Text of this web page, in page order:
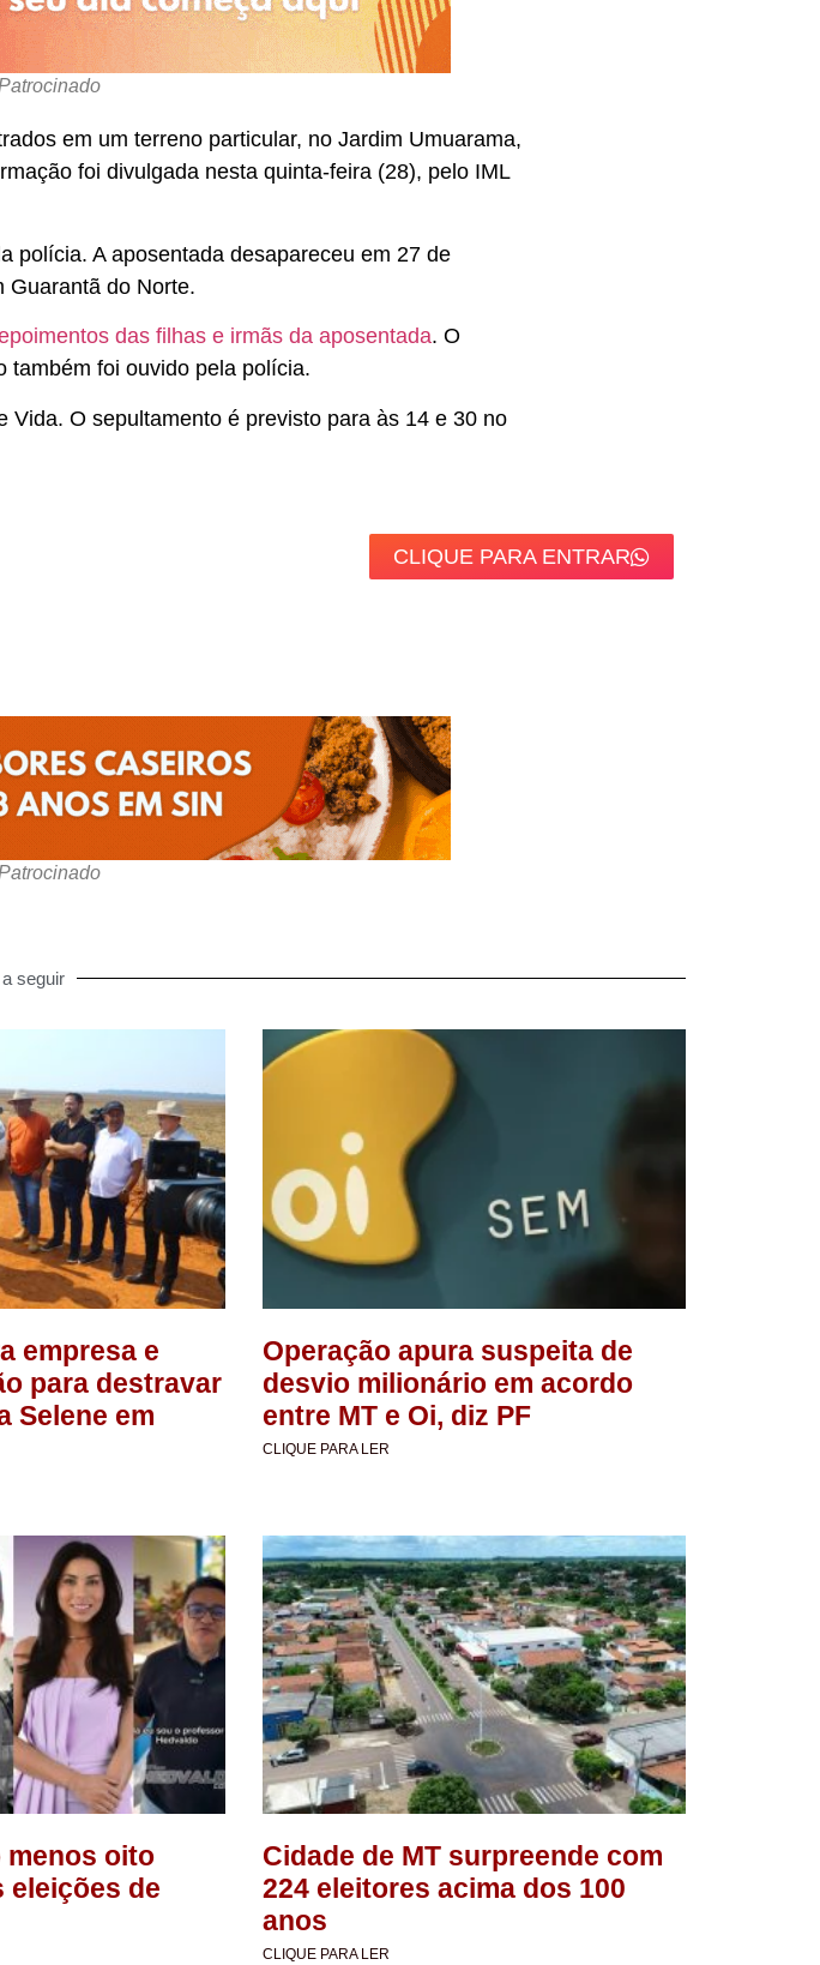
em um terreno particular, no Jardim Umuarama,
foi divulgada nesta quinta-feira (28), pelo IML
polícia. A aposentada desapareceu em 27 de
Guarantã do Norte.
das filhas e irmãs da aposentada. O
também foi ouvido pela polícia.
O sepultamento é previsto para às 14 e 30 no
CLIQUE PARA ENTRAR
seguir
empresa e
para destravar
Selene em
Operação apura suspeita de
desvio milionário em acordo
entre MT e Oi, diz PF
CLIQUE PARA LER
menos oito
eleições de
Cidade de MT surpreende com
224 eleitores acima dos 100
anos
CLIQUE PARA LER